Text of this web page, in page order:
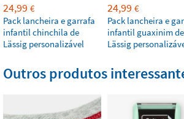
24,99 €
Pack lancheira e garrafa
infantil chinchila de
Lässig personalizável
24,99 €
Pack lancheira e
infantil guaxinim de
Lässig
Outros produtos